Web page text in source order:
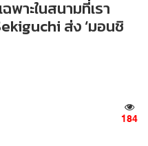
พาะในสนามที่เรา
ส่ง ‘มอนชิ
184